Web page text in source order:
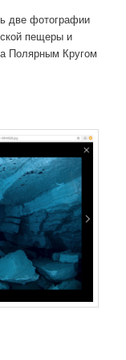
две фотографии
пещеры и
Полярным Кругом